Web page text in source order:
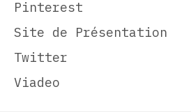
Pinterest
Site de Présentation
Twitter
Viadeo